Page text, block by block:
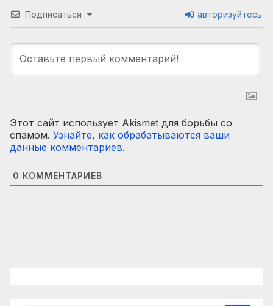
Подписаться авторизуйтесь
Этот сайт использует Akismet для борьбы со
спамом. Узнайте, как обрабатываются ваши
данные комментариев.
0 КОММЕНТАРИЕВ